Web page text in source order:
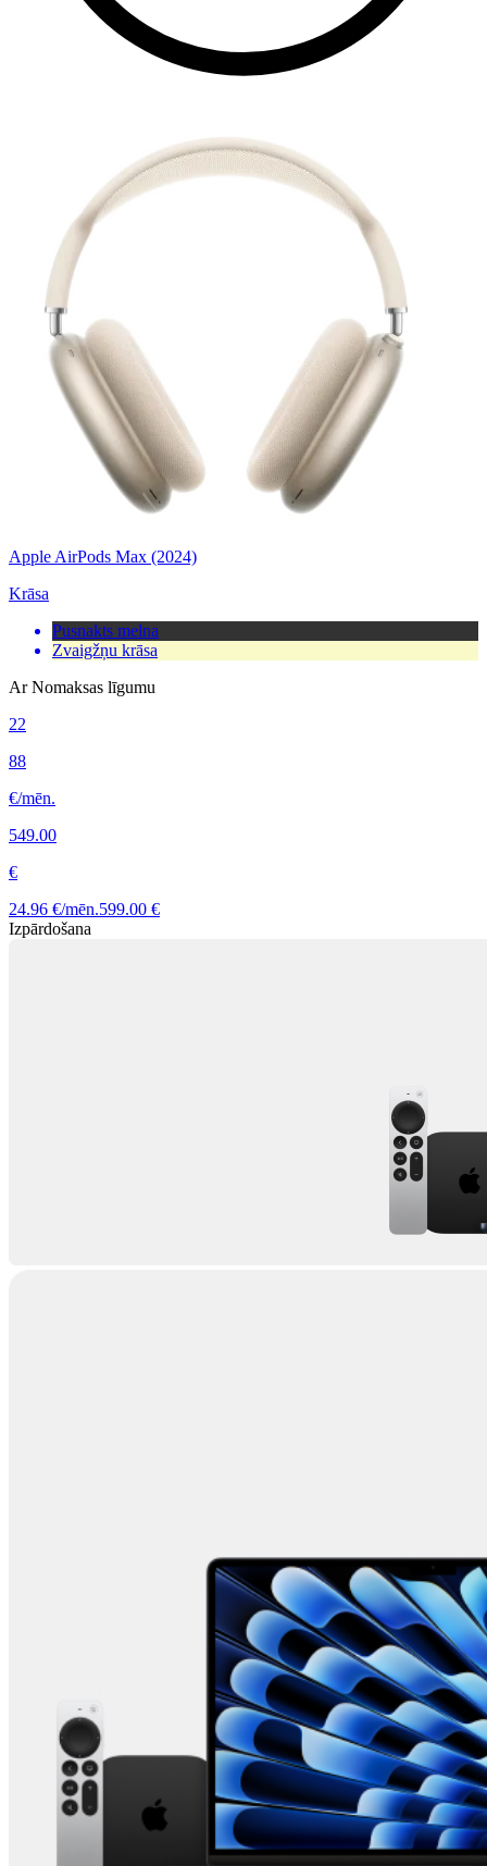
Apple AirPods Max (2024)
Krāsa
Pusnakts melna
Zvaigžņu krāsa
Ar Nomaksas līgumu
22
88
€/mēn.
549.00
€
24.96 €/mēn.599.00 €
Izpārdošana